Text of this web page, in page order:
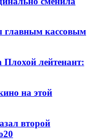
главным кассовым
Плохой лейтенант:
на этой
второй
20